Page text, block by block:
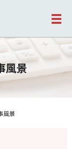
メ
風景
風景